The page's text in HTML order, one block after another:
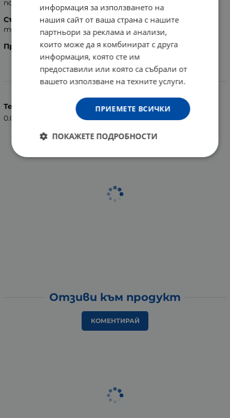
подсладител.
Съхранение:Да се съхранява на сухо място, при
температура под 25º С.
Производител:ГАЛЕН-ФАРМА ООД, България
Характеристики
Тегло (кг.)
0.08
Отзиви към продукт
КОМЕНТИРАЙ
информация за използването на
нашия сайт от ваша страна с нашите
партньори за реклама и анализи,
които може да я комбинират с друга
информация, която сте им
предоставили или която са събрали от
вашето използване на техните услуги.
ПРИЕМЕТЕ ВСИЧКИ
ПОКАЖЕТЕ ПОДРОБНОСТИ